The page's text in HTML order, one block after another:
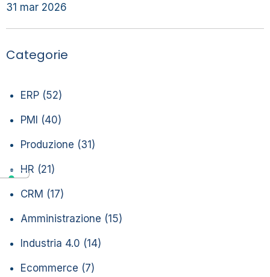
31 mar 2026
Categorie
ERP (52)
PMI (40)
Produzione (31)
HR (21)
CRM (17)
Amministrazione (15)
Industria 4.0 (14)
Ecommerce (7)